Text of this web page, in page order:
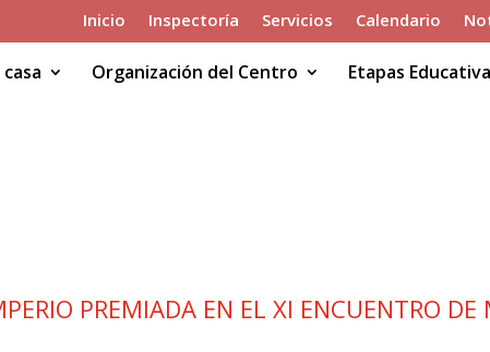
Inicio Inspectoría Servicios Calendario
Organización del Centro Etapas
PREMIADA EN EL XI ENCUENTRO